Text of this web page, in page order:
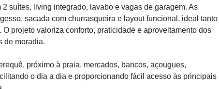
suítes, living integrado, lavabo e vagas de garagem. As
sacada com churrasqueira e layout funcional, ideal tanto
projeto valoriza conforto, praticidade e aproveitamento dos
de moradia.
próximo à praia, mercados, bancos, açougues,
o dia a dia e proporcionando fácil acesso às principais